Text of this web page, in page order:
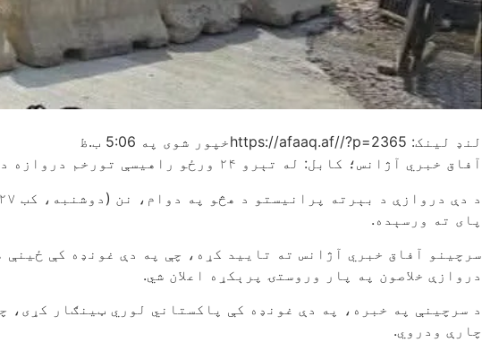
لنډ لینک: https://afaaq.af//?p=2365 خپور شوی په 5:06 ب.ظ
آفاق خبري آژانس؛ کابل: له تېرو ۲۴ ورځو راهیسې تورخم دروازه د هر ډول تګ راتګ پرمخ تړل شوې ده.
پای ته ورسېده.
سرچینو آفاق خبري آژانس ته تایید کړه، چې په دې غونډه کې
دروازې خلاصون په پار وروستۍ پرېکړه اعلان شي.
د سرچینې په خبره، په دې غونډه کې پاکستاني لوري ټینګار کړی،
چارې ودروي.